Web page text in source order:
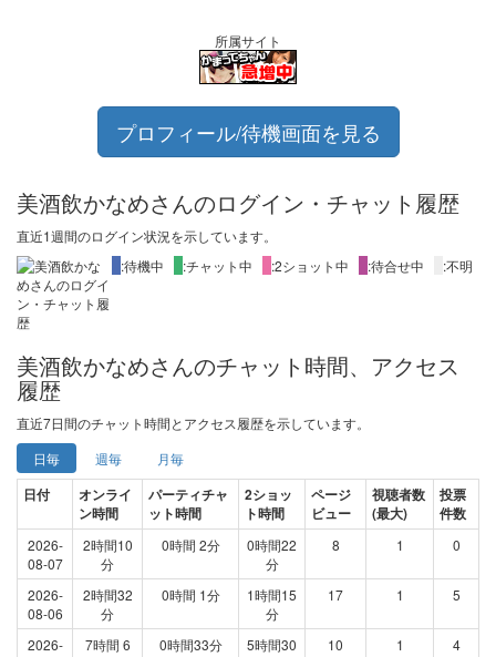
所属サイト
プロフィール/待機画面を見る
美酒飲かなめさんのログイン・チャット履歴
直近1週間のログイン状況を示しています。
:待機中 :チャット中 :2ショット中 :待合せ中 :不明
美酒飲かなめさんのチャット時間、アクセス
履歴
直近7日間のチャット時間とアクセス履歴を示しています。
日毎
週毎 月毎
日付
オンライ
ン時間
パーティチャ
ット時間
2ショッ
ト時間
ページ
ビュー
視聴者数
(最大)
投票
件数
2026-
08-07
2時間10
分
0時間 2分
0時間22
分
8 1 0
2026-
08-06
2時間32
分
0時間 1分
1時間15
分
17 1 5
2026-
7時間 6
0時間33分
5時間30
10 1 4